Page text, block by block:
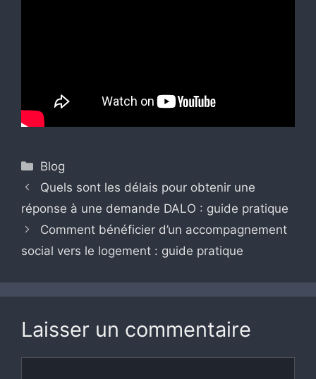
Catégories
Blog
Quels sont les délais pour obtenir une
réponse à une demande DALO : guide pratique
Comment bénéficier d’un accompagnement
social vers le logement : guide pratique
Laisser un commentaire